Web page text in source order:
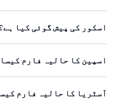
اسکور کی پیش گوئی کیا
اسپین کا حالیہ فارم
آسٹریا کا حالیہ فارم